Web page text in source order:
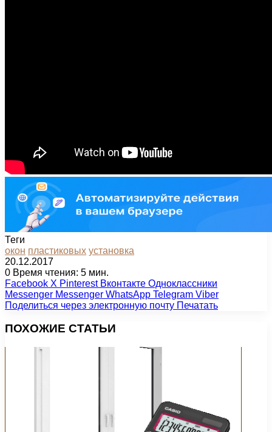
Теги
окон пластиковых установка
20.12.2017
0 Время чтения: 5 мин.
Facebook X Pinterest Вконтакте Одноклассники
Messenger Messenger WhatsApp Telegram Viber
Поделиться через электронную почту Печатать
ПОХОЖИЕ СТАТЬИ